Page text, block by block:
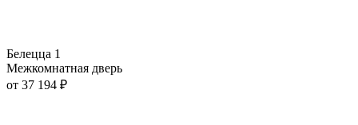
Белецца 1
Межкомнатная дверь
от 37 194 ₽